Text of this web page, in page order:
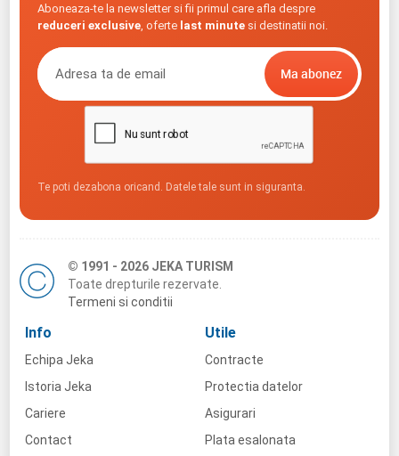
Aboneaza-te la newsletter si fii primul care afla despre
reduceri exclusive, oferte last minutesi destinatii noi.
Te poti dezabona oricand. Datele tale sunt in siguranta.
© 1991 - 2026 JEKA TURISM
Toate drepturile rezervate.
Termeni si conditii
Info
Echipa Jeka
Istoria Jeka
Cariere
Contact
Utile
Contracte
Protectia datelor
Asigurari
Plata esalonata